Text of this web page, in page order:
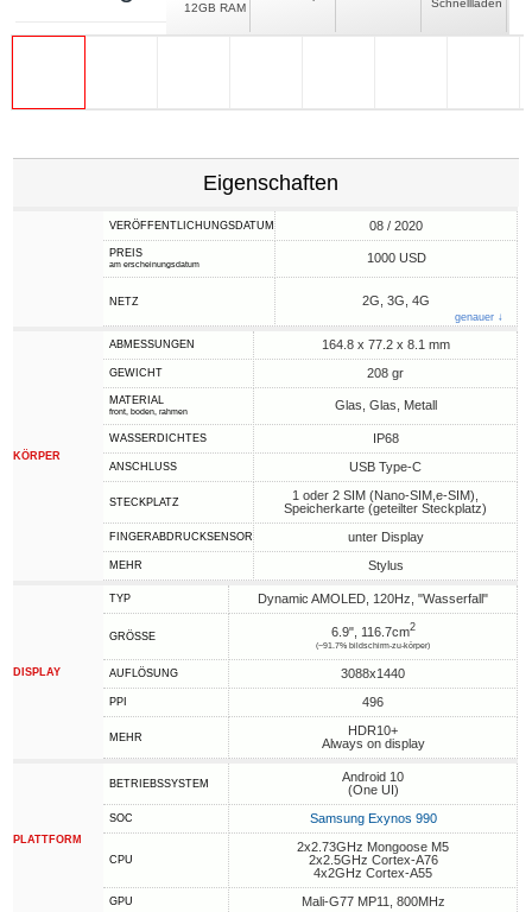
12GB RAM Schnellladen
Eigenschaften
VERÖFFENTLICHUNGSDATUM 08 / 2020
PREIS
am erscheinungsdatum 1000 USD
NETZ 2G, 3G, 4G
genauer ↓
KÖRPER
ABMESSUNGEN 164.8 x 77.2 x 8.1 mm
GEWICHT 208 gr
MATERIAL
front, boden, rahmen Glas, Glas, Metall
WASSERDICHTES IP68
ANSCHLUSS USB Type-C
STECKPLATZ
1 oder 2 SIM (Nano-SIM,e-SIM),
Speicherkarte (geteilter Steckplatz)
FINGERABDRUCKSENSOR unter Display
MEHR Stylus
DISPLAY
TYP Dynamic AMOLED, 120Hz, "Wasserfall"
GRÖSSE 6.9", 116.7cm2
(~91.7% bildschirm-zu-körper)
AUFLÖSUNG 3088x1440
PPI 496
MEHR
HDR10+
Always on display
PLATTFORM
BETRIEBSSYSTEM
Android 10
(One UI)
SOC Samsung Exynos 990
CPU
2x2.73GHz Mongoose M5
2x2.5GHz Cortex-A76
4x2GHz Cortex-A55
GPU Mali-G77 MP11, 800MHz